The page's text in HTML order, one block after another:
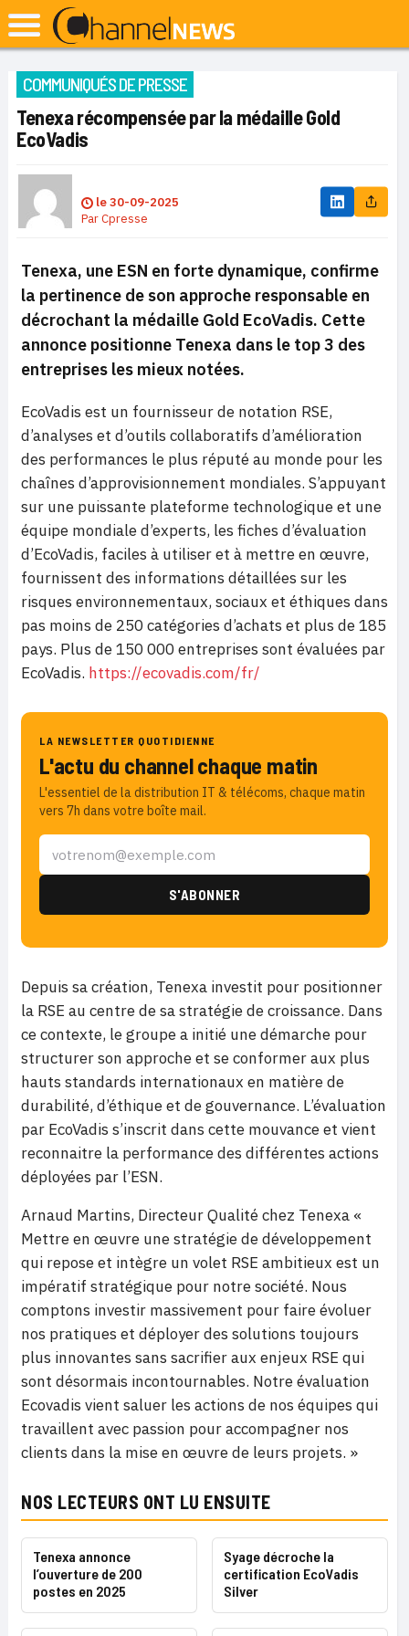
COMMUNIQUÉS DE PRESSE
Tenexa récompensée par la médaille Gold
EcoVadis
le30-09-2025
ParCpresse
Tenexa, une ESN en forte dynamique, confirme
la pertinence de son approche responsable en
décrochant la médaille Gold EcoVadis. Cette
annonce positionne Tenexa dans le top 3 des
entreprises les mieux notées.
EcoVadis est un fournisseur de notation RSE,
d’analyses et d’outils collaboratifs d’amélioration
des performances le plus réputé au monde pour les
chaînes d’approvisionnement mondiales. S’appuyant
sur une puissante plateforme technologique et une
équipe mondiale d’experts, les fiches d’évaluation
d’EcoVadis, faciles à utiliser et à mettre en œuvre,
fournissent des informations détaillées sur les
risques environnementaux, sociaux et éthiques dans
pas moins de 250 catégories d’achats et plus de 185
pays. Plus de 150 000 entreprises sont évaluées par
EcoVadis. https://ecovadis.com/fr/
LA NEWSLETTER QUOTIDIENNE
L'actu du channel chaque matin
L'essentiel de la distribution IT & télécoms, chaque matin
vers 7h dans votre boîte mail.
Depuis sa création, Tenexa investit pour positionner
la RSE au centre de sa stratégie de croissance. Dans
ce contexte, le groupe a initié une démarche pour
structurer son approche et se conformer aux plus
hauts standards internationaux en matière de
durabilité, d’éthique et de gouvernance. L’évaluation
par EcoVadis s’inscrit dans cette mouvance et vient
reconnaitre la performance des différentes actions
déployées par l’ESN.
Arnaud Martins, Directeur Qualité chez Tenexa «
Mettre en œuvre une stratégie de développement
qui repose et intègre un volet RSE ambitieux est un
impératif stratégique pour notre société. Nous
comptons investir massivement pour faire évoluer
nos pratiques et déployer des solutions toujours
plus innovantes sans sacrifier aux enjeux RSE qui
sont désormais incontournables. Notre évaluation
Ecovadis vient saluer les actions de nos équipes qui
travaillent avec passion pour accompagner nos
clients dans la mise en œuvre de leurs projets. »
NOS LECTEURS ONT LU ENSUITE
Tenexa annonce
l’ouverture de 200
postes en 2025
Syage décroche la
certification EcoVadis
Silver